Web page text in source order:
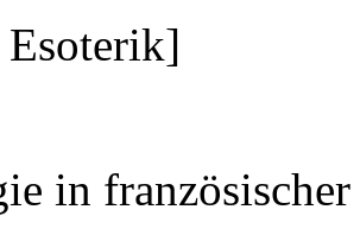
in französischer